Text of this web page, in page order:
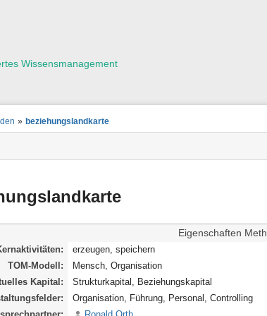
Wissensmanagement
» beziehungslandkarte
Eigenschaften
erzeugen, speichern
TOM-Modell
Mensch, Organisation
Kapital
Strukturkapital, Beziehungskapital
Organisation, Führung, Personal, Controlling